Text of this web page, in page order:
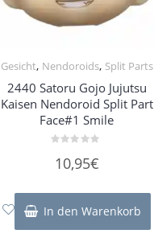
Gesicht, Nendoroids, Split Parts
2440 Satoru Gojo Jujutsu
Kaisen Nendoroid Split Part
Face#1 Smile
mit
5
10,95€
In den Warenkorb